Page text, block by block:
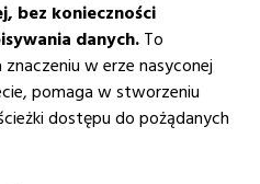
bez konieczności
danych. To
w erze nasyconej
pomaga w stworzeniu
dostępu do pożądanych